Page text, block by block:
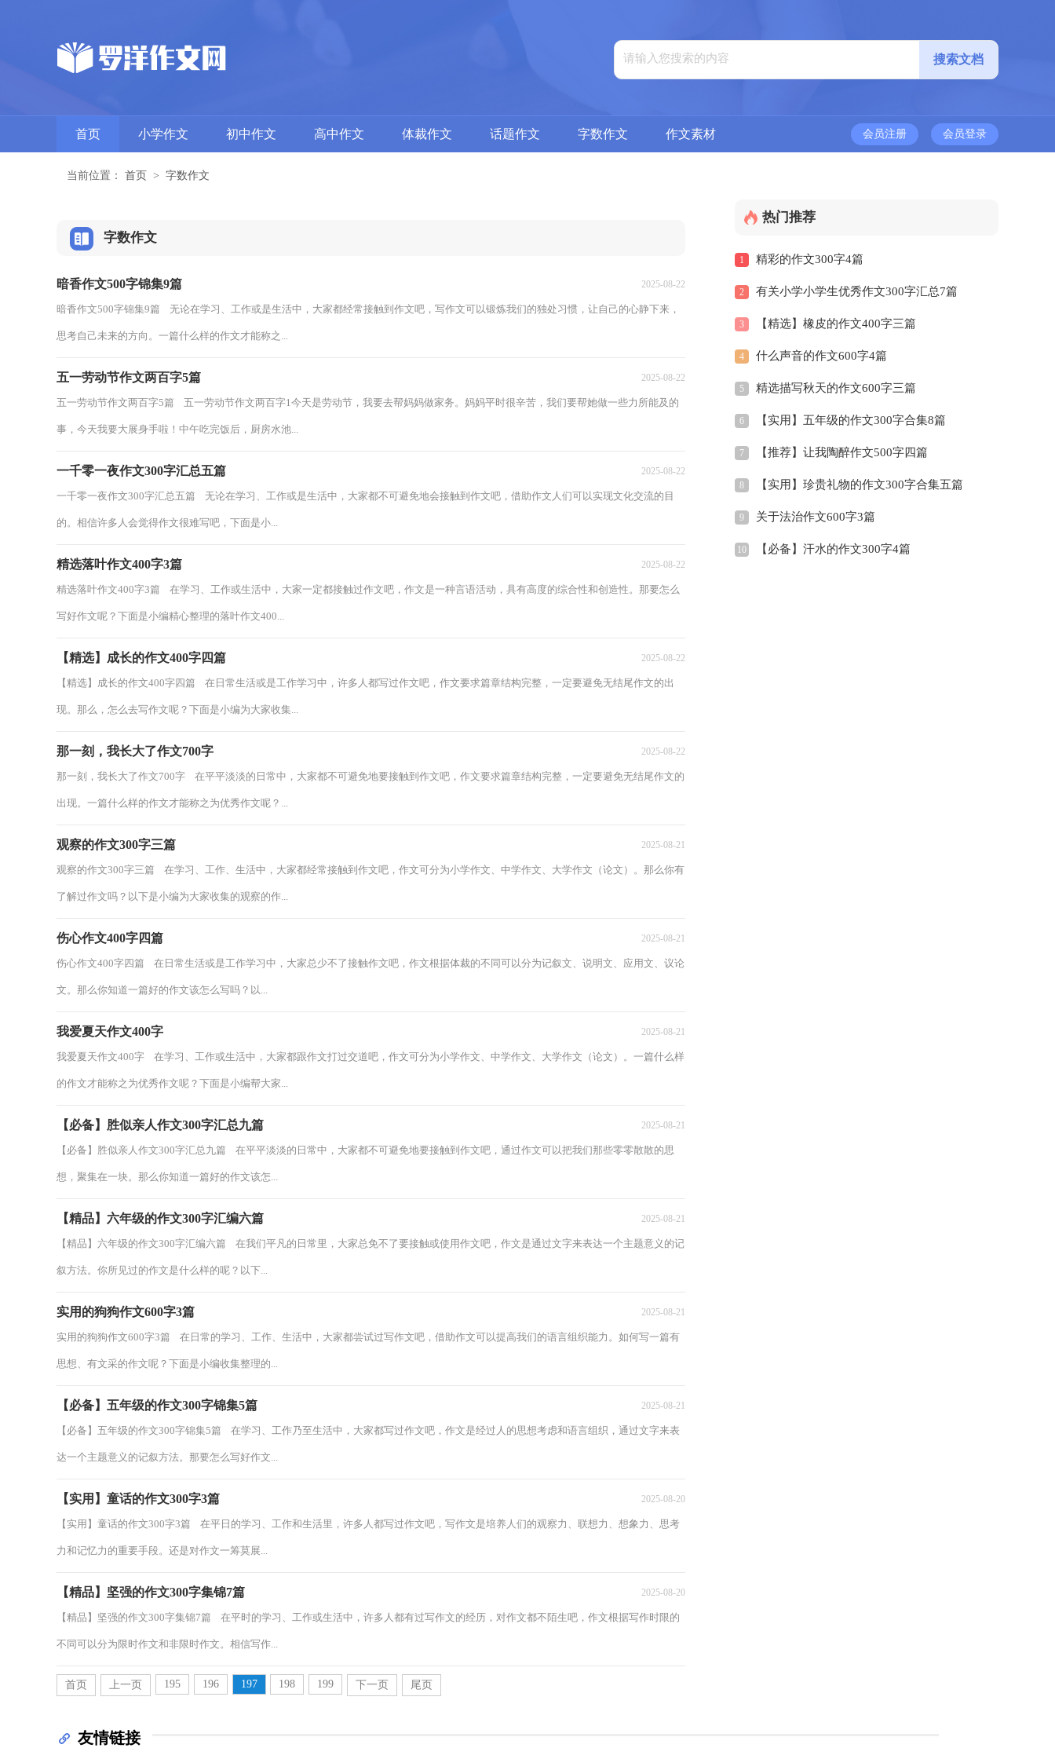
首页 小学作文 初中作文 高中作文 体裁作文 话题作文 字数作文 作文素材 会员登录
会员注册
当前位置： 首页 > 字数作文
字数作文
暗香作文500字锦集9篇 2025-08-22
暗香作文500字锦集9篇 无论在学习、工作或是生活中，大家都经常接触到作文吧，写作文可以锻炼我们的独处习惯，让自己的心静下来，
思考自己未来的方向。一篇什么样的作文才能称之...
五一劳动节作文两百字5篇 2025-08-22
五一劳动节作文两百字5篇 五一劳动节作文两百字1今天是劳动节，我要去帮妈妈做家务。妈妈平时很辛苦，我们要帮她做一些力所能及的
事，今天我要大展身手啦！中午吃完饭后，厨房水池...
一千零一夜作文300字汇总五篇 2025-08-22
一千零一夜作文300字汇总五篇 无论在学习、工作或是生活中，大家都不可避免地会接触到作文吧，借助作文人们可以实现文化交流的目
的。相信许多人会觉得作文很难写吧，下面是小...
精选落叶作文400字3篇 2025-08-22
精选落叶作文400字3篇 在学习、工作或生活中，大家一定都接触过作文吧，作文是一种言语活动，具有高度的综合性和创造性。那要怎么
写好作文呢？下面是小编精心整理的落叶作文400...
【精选】成长的作文400字四篇 2025-08-22
【精选】成长的作文400字四篇 在日常生活或是工作学习中，许多人都写过作文吧，作文要求篇章结构完整，一定要避免无结尾作文的出
现。那么，怎么去写作文呢？下面是小编为大家收集...
那一刻，我长大了作文700字 2025-08-22
那一刻，我长大了作文700字 在平平淡淡的日常中，大家都不可避免地要接触到作文吧，作文要求篇章结构完整，一定要避免无结尾作文的
出现。一篇什么样的作文才能称之为优秀作文呢？...
观察的作文300字三篇 2025-08-21
观察的作文300字三篇 在学习、工作、生活中，大家都经常接触到作文吧，作文可分为小学作文、中学作文、大学作文（论文）。那么你有
了解过作文吗？以下是小编为大家收集的观察的作...
伤心作文400字四篇 2025-08-21
伤心作文400字四篇 在日常生活或是工作学习中，大家总少不了接触作文吧，作文根据体裁的不同可以分为记叙文、说明文、应用文、议论
文。那么你知道一篇好的作文该怎么写吗？以...
我爱夏天作文400字 2025-08-21
我爱夏天作文400字 在学习、工作或生活中，大家都跟作文打过交道吧，作文可分为小学作文、中学作文、大学作文（论文）。一篇什么样
的作文才能称之为优秀作文呢？下面是小编帮大家...
【必备】胜似亲人作文300字汇总九篇 2025-08-21
【必备】胜似亲人作文300字汇总九篇 在平平淡淡的日常中，大家都不可避免地要接触到作文吧，通过作文可以把我们那些零零散散的思
想，聚集在一块。那么你知道一篇好的作文该怎...
【精品】六年级的作文300字汇编六篇 2025-08-21
【精品】六年级的作文300字汇编六篇 在我们平凡的日常里，大家总免不了要接触或使用作文吧，作文是通过文字来表达一个主题意义的记
叙方法。你所见过的作文是什么样的呢？以下...
实用的狗狗作文600字3篇 2025-08-21
实用的狗狗作文600字3篇 在日常的学习、工作、生活中，大家都尝试过写作文吧，借助作文可以提高我们的语言组织能力。如何写一篇有
思想、有文采的作文呢？下面是小编收集整理的...
【必备】五年级的作文300字锦集5篇 2025-08-21
【必备】五年级的作文300字锦集5篇 在学习、工作乃至生活中，大家都写过作文吧，作文是经过人的思想考虑和语言组织，通过文字来表
达一个主题意义的记叙方法。那要怎么写好作文...
【实用】童话的作文300字3篇 2025-08-20
【实用】童话的作文300字3篇 在平日的学习、工作和生活里，许多人都写过作文吧，写作文是培养人们的观察力、联想力、想象力、思考
力和记忆力的重要手段。还是对作文一筹莫展...
【精品】坚强的作文300字集锦7篇 2025-08-20
【精品】坚强的作文300字集锦7篇 在平时的学习、工作或生活中，许多人都有过写作文的经历，对作文都不陌生吧，作文根据写作时限的
不同可以分为限时作文和非限时作文。相信写作...
首页 上一页 195 196 197 198 199 下一页 尾页
热门推荐
1 精彩的作文300字4篇
2 有关小学小学生优秀作文300字汇总7篇
3 【精选】橡皮的作文400字三篇
4 什么声音的作文600字4篇
5 精选描写秋天的作文600字三篇
6 【实用】五年级的作文300字合集8篇
7 【推荐】让我陶醉作文500字四篇
8 【实用】珍贵礼物的作文300字合集五篇
9 关于法治作文600字3篇
10 【必备】汗水的作文300字4篇
友情链接